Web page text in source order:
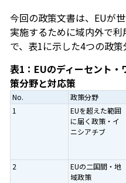
今回の政策文書は、EUが
実施するために域内外で
で、表1に示した4つの政策
表1：EUのディーセント
策分野と対応策
No. 政策分野
1
EUを超えた範囲
に届く政策・イ
ニシアチブ
2
EUの二国間・地
域政策